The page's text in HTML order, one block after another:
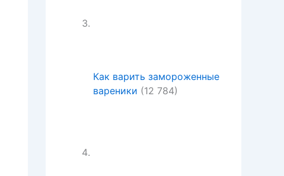
Как варить замороженные
вареники (12 784)